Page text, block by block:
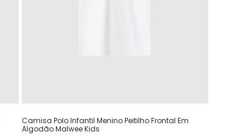
Camisa Polo Infantil Menino Peitilho Frontal Em
Algodão Malwee Kids